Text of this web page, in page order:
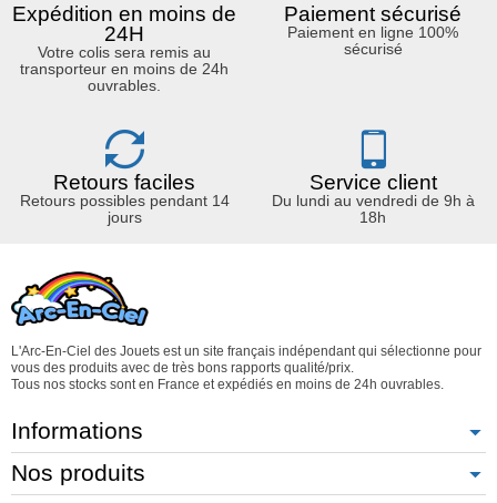
Expédition en moins de
24H
Votre colis sera remis au
transporteur en moins de 24h
ouvrables.
Paiement sécurisé
Paiement en ligne 100%
sécurisé
Retours faciles
Retours possibles pendant 14
jours
Service client
Du lundi au vendredi de 9h à
18h
L'Arc-En-Ciel des Jouets est un site français indépendant qui sélectionne pour
vous des produits avec de très bons rapports qualité/prix.
Tous nos stocks sont en France et expédiés en moins de 24h ouvrables.
Informations
Nos produits